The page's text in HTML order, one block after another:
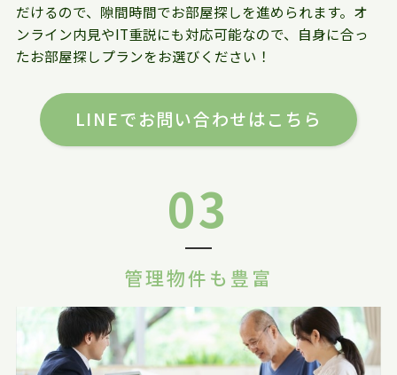
だけるので、隙間時間でお部屋探しを進められます。オ
ンライン内見やIT重説にも対応可能なので、自身に合っ
たお部屋探しプランをお選びください！
LINEでお問い合わせはこちら
03
管理物件も豊富